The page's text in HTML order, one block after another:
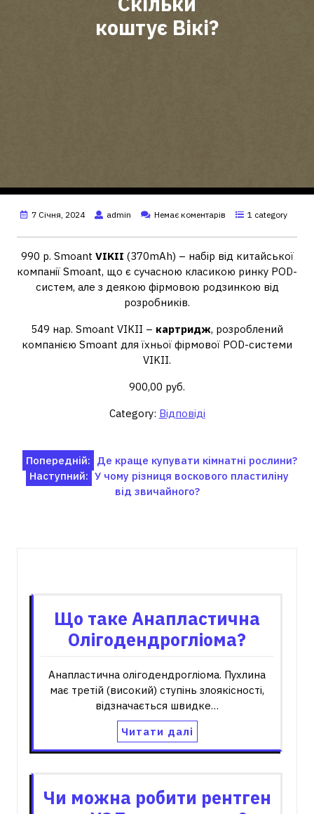
коштує Вікі?
7 Січня, 2024 admin Немає коментарів 1 category
990 р. Smoant VIKII (370mAh) – набір від китайської
компанії Smoant, що є сучасною класикою ринку POD-
систем, але з деякою фірмовою родзинкою від
розробників.
549 нар. Smoant VIKII – картридж, розроблений
компанією Smoant для їхньої фірмової POD-системи
VIKII.
900,00 руб.
Category: Відповіді
Навігація
записів
Попередній: Де краще купувати кімнатні рослини?
Наступний: У чому різниця воскового пластиліну
від звичайного?
Що таке Анапластична
Олігодендрогліома?
Анапластична олігодендрогліома. Пухлина
має третій (високий) ступінь злоякісності,
відзначається швидке…
Читати далі
Чи можна робити рентген